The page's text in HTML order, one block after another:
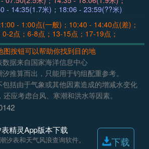
间： 07:50 - 14:35(1.7米)；18:06 - 23:59(??米)
- 1:00点(一般)；10:40 - 14:40点(差)；
2点；6-8点；13-15点；17-19点；
图按钮可以帮助你找到目的地
数据来自国家海洋信息中心
推算而出，只能用于钓组配重参考。
括由于气象或其他因素造成的增减水变化
应考虑台风、寒潮和洪水等因素。
精灵App版本下载
汐表和天气风浪查询软件。 下载